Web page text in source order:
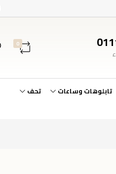
0
تابلوهات وساعات
تحف